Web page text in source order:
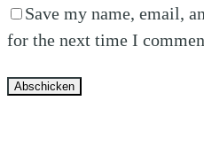
Save my name, email,
for the next time I